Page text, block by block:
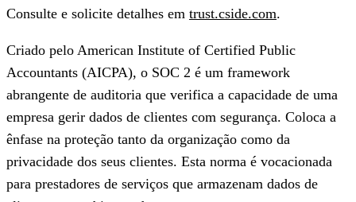
Consulte e solicite detalhes em trust.cside.com.
Criado pelo American Institute of Certified Public
Accountants (AICPA), o SOC 2 é um framework
abrangente de auditoria que verifica a capacidade de uma
empresa gerir dados de clientes com segurança. Coloca a
ênfase na proteção tanto da organização como da
privacidade dos seus clientes. Esta norma é vocacionada
para prestadores de serviços que armazenam dados de